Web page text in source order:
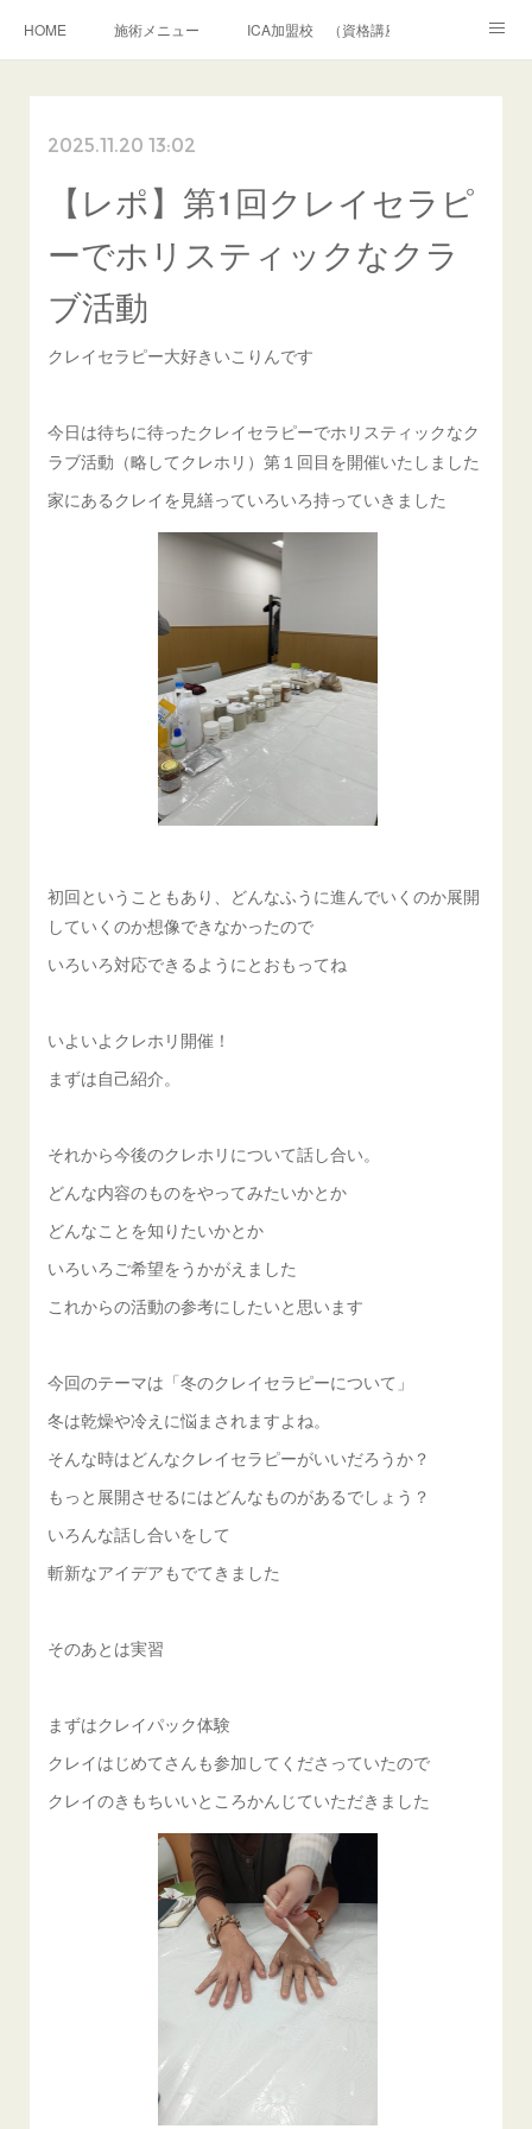
HOME 施術メニュー ICA加盟校 （資格講座）
ボディクレイパック フェイシャルクレイパック
和道アロマトリートメントシャーマニッククレイセラピープロフィール
2025.11.20 13:02
【レポ】第1回クレイセラピ
ーでホリスティックなクラ
ブ活動
クレイセラピー大好きいこりんです
今日は待ちに待ったクレイセラピーでホリスティックなク
ラブ活動（略してクレホリ）第１回目を開催いたしました
家にあるクレイを見繕っていろいろ持っていきました
初回ということもあり、どんなふうに進んでいくのか展開
していくのか想像できなかったので
いろいろ対応できるようにとおもってね
いよいよクレホリ開催！
まずは自己紹介。
それから今後のクレホリについて話し合い。
どんな内容のものをやってみたいかとか
どんなことを知りたいかとか
いろいろご希望をうかがえました
これからの活動の参考にしたいと思います
今回のテーマは「冬のクレイセラピーについて」
冬は乾燥や冷えに悩まされますよね。
そんな時はどんなクレイセラピーがいいだろうか？
もっと展開させるにはどんなものがあるでしょう？
いろんな話し合いをして
斬新なアイデアもでてきました
そのあとは実習
まずはクレイパック体験
クレイはじめてさんも参加してくださっていたので
クレイのきもちいいところかんじていただきました